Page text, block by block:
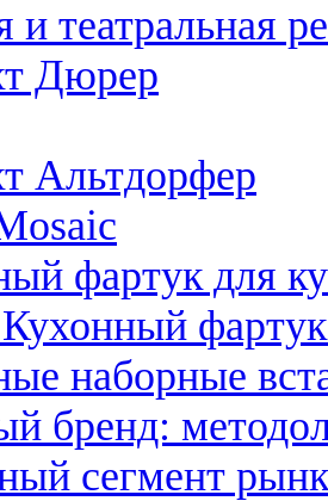
и театральная
Дюрер
Альтдорфер
фартук для
наборные
бренд:
сегмент